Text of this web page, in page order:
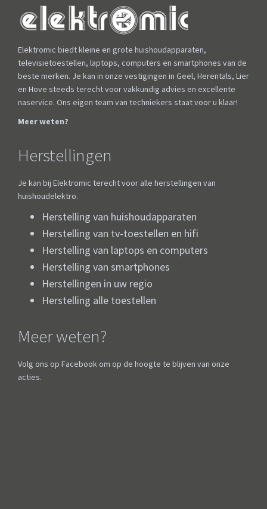
Elektromic biedt kleine en grote huishoudapparaten,
televisietoestellen, laptops, computers en smartphones van de
beste merken. Je kan in onze vestigingen in Geel, Herentals, Lier
en Hove steeds terecht voor vakkundig advies en excellente
naservice. Ons eigen team van techniekers staat voor u klaar!
Meer weten?
Herstellingen
Je kan bij Elektromic terecht voor alle herstellingen van
huishoudelektro.
Herstelling van huishoudapparaten
Herstelling van tv-toestellen en hifi
Herstelling van laptops en computers
Herstelling van smartphones
Herstellingen in uw regio
Herstelling alle toestellen
Meer weten?
Volg ons op Facebook om op de hoogte te blijven van onze
acties.